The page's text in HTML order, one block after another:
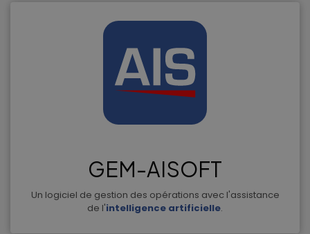
GEM-AISOFT
Un logiciel de gestion des opérations avec l'assistance
de l'intelligence artificielle.